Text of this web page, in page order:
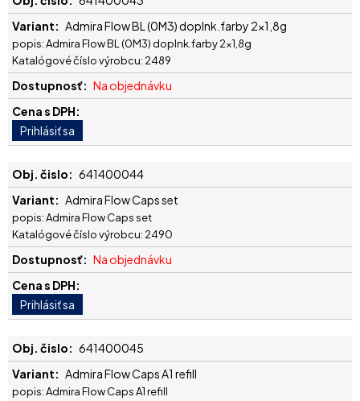
Admira Flow BL (0M3) doplnk.farby 2x1,8g
popis: Admira Flow BL (0M3) doplnk.farby 2x1,8g
Katalógové číslo výrobcu: 2489
Na objednávku
641400044
Admira Flow Caps set
popis: Admira Flow Caps set
Katalógové číslo výrobcu: 2490
Na objednávku
641400045
Admira Flow Caps A1 refill
popis: Admira Flow Caps A1 refill